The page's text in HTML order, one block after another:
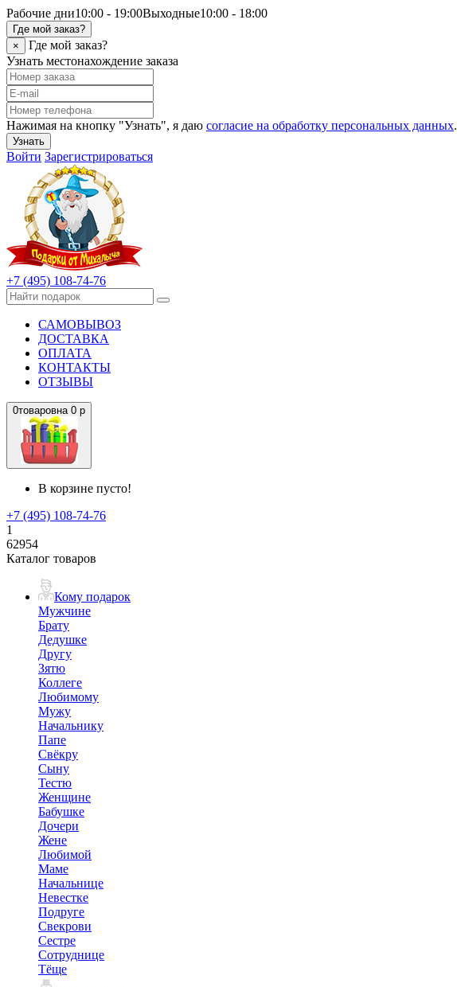
Рабочие дни10:00 - 19:00Выходные10:00 - 18:00
Где мой заказ?
×
Где мой заказ?
Узнать местонахождение заказа
Нажимая на кнопку "Узнать", я даю согласие на обработку персональных данных.
Узнать
Войти Зарегистрироваться
+7 (495) 108-74-76
САМОВЫВОЗ
ДОСТАВКА
ОПЛАТА
КОНТАКТЫ
ОТЗЫВЫ
0товаровна 0 р
В корзине пусто!
+7 (495) 108-74-76
1
62954
Каталог товаров
Кому подарок
Мужчине
Брату
Дедушке
Другу
Зятю
Коллеге
Любимому
Мужу
Начальнику
Папе
Свёкру
Сыну
Тестю
Женщине
Бабушке
Дочери
Жене
Любимой
Маме
Начальнице
Невестке
Подруге
Свекрови
Сестре
Сотруднице
Тёще